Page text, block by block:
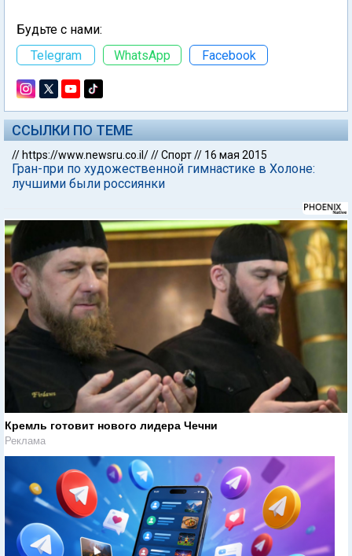
Будьте с нами:
Telegram
WhatsApp Facebook
ССЫЛКИ ПО ТЕМЕ
// https://www.newsru.co.il///Спорт// 16 мая 2015
Гран-при по художественной гимнастике в Холоне:
лучшими были россиянки
Кремль готовит нового лидера Чечни
Реклама